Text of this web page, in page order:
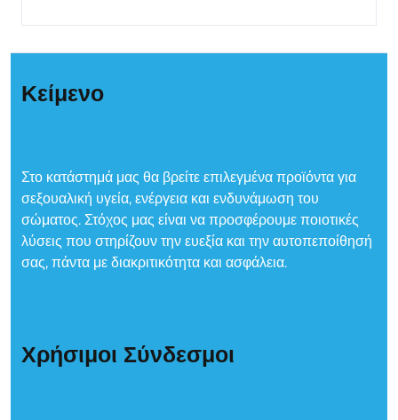
Κείμενο
Στο κατάστημά μας θα βρείτε επιλεγμένα προϊόντα για
σεξουαλική υγεία, ενέργεια και ενδυνάμωση του
σώματος. Στόχος μας είναι να προσφέρουμε ποιοτικές
λύσεις που στηρίζουν την ευεξία και την αυτοπεποίθησή
σας, πάντα με διακριτικότητα και ασφάλεια.
Χρήσιμοι Σύνδεσμοι